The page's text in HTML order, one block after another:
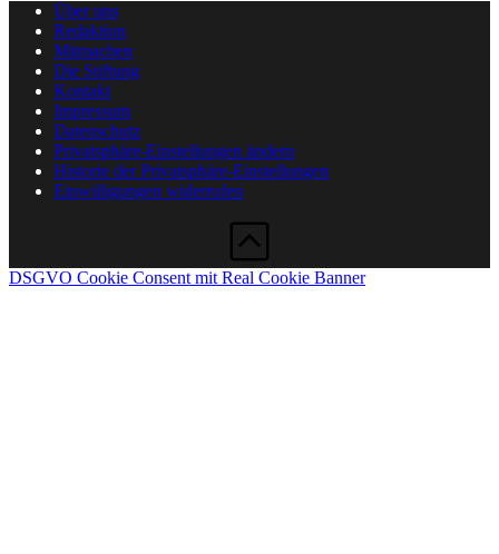
Über uns
Redaktion
Mitmachen
Die Stiftung
Kontakt
Impressum
Datenschutz
Privatsphäre-Einstellungen ändern
Historie der Privatsphäre-Einstellungen
Einwilligungen widerrufen
DSGVO Cookie Consent mit Real Cookie Banner